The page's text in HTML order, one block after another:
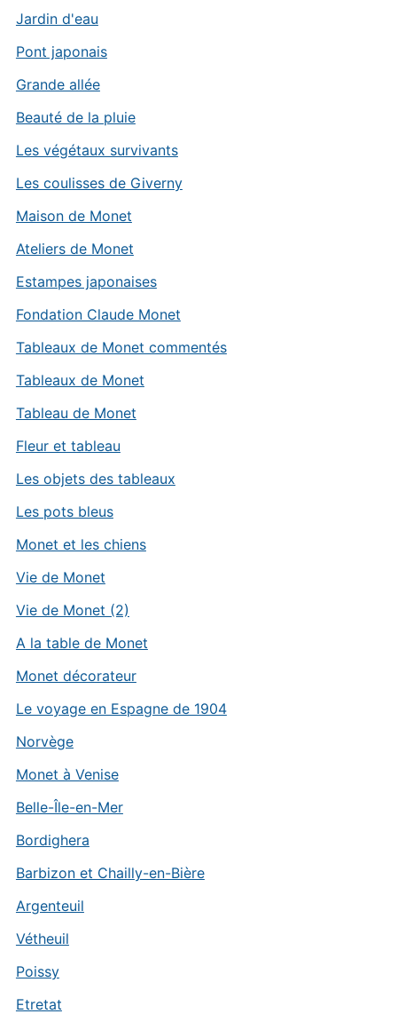
Jardin d'eau
Pont japonais
Grande allée
Beauté de la pluie
Les végétaux survivants
Les coulisses de Giverny
Maison de Monet
Ateliers de Monet
Estampes japonaises
Fondation Claude Monet
Tableaux de Monet commentés
Tableaux de Monet
Tableau de Monet
Fleur et tableau
Les objets des tableaux
Les pots bleus
Monet et les chiens
Vie de Monet
Vie de Monet (2)
A la table de Monet
Monet décorateur
Le voyage en Espagne de 1904
Norvège
Monet à Venise
Belle-Île-en-Mer
Bordighera
Barbizon et Chailly-en-Bière
Argenteuil
Vétheuil
Poissy
Etretat